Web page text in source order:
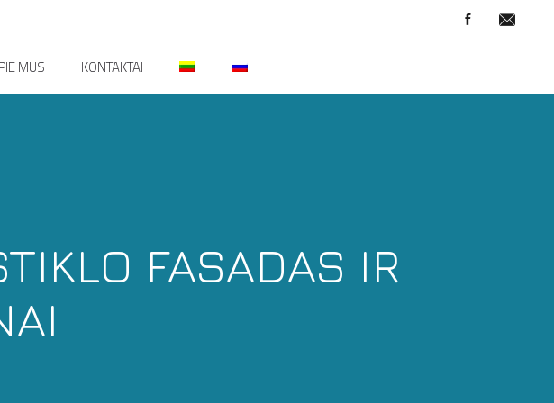
MUS KONTAKTAI
FASADAS IR